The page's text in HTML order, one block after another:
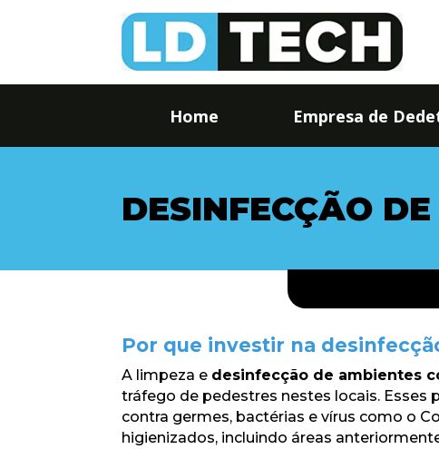
Home Empresa de
DESINFECÇÃO
Por que investir na
A limpeza e desinfecção de ambientes
tráfego de pedestres nestes locais. Esses
contra germes, bactérias e vírus como o
higienizados, incluindo áreas